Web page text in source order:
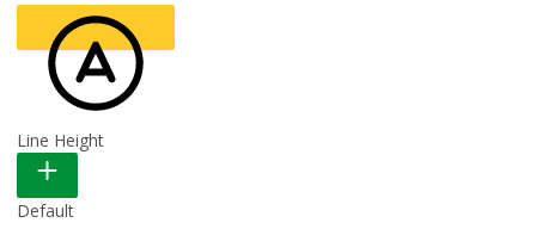
READABLE FONT
Line Height
Default